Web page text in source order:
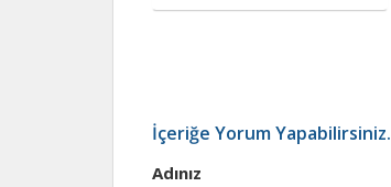
İçeriğe Yorum Yapabilirsiniz.
Adınız